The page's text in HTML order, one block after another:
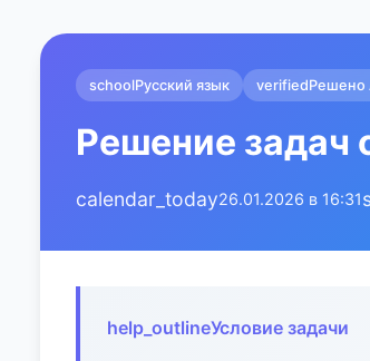
schoolРусский язык verifiedРешено
Решение задач
calendar_today26.01.2026 в 16:31
help_outlineУсловие задачи